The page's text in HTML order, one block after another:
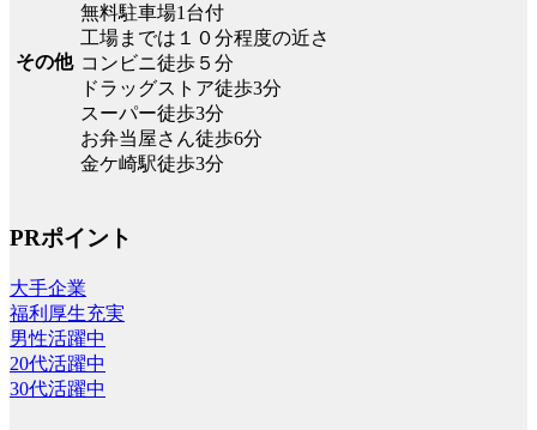
その他
無料駐車場1台付
工場までは１０分程度の近さ
コンビニ徒歩５分
ドラッグストア徒歩3分
スーパー徒歩3分
お弁当屋さん徒歩6分
金ケ崎駅徒歩3分
PRポイント
大手企業
福利厚生充実
男性活躍中
20代活躍中
30代活躍中